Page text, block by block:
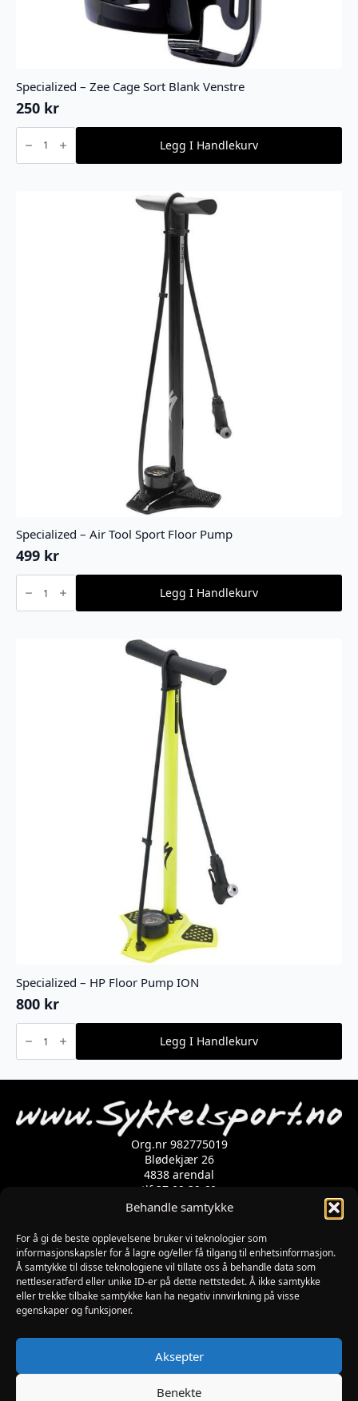
Behandle samtykke
For å gi de beste opplevelsene bruker vi teknologier som
informasjonskapsler for å lagre og/eller få tilgang til enhetsinformasjon.
Å samtykke til disse teknologiene vil tillate oss å behandle data som
nettleseratferd eller unike ID-er på dette nettstedet. Å ikke samtykke
eller trekke tilbake samtykke kan ha negativ innvirkning på visse
egenskaper og funksjoner.
Aksepter
Benekte
Specialized – Zee Cage Sort Blank Venstre
250 kr
Specialized
Zee
Cage
Legg I Handlekurv
Specialized – Air Tool Sport Floor Pump
499 kr
Specialized
Air
Tool
Legg I Handlekurv
Specialized – HP Floor Pump ION
800 kr
Specialized
HP
Floor
antall
Legg I Handlekurv
Org.nr 982775019
Blødekjær 26
4838 arendal
tlf 37 02 39 60
Kontaktskjema
Åpningstider
MANDAG-FREDAG: 09:00-17:00
LØRDAG: 10:00-15:00
SØNDAG: STENGT
PÅSKEAFTEN OG PINSEAFTEN : 10:00-13:00
Informasjon
MIN SIDE
KJØPSBETINGELSER